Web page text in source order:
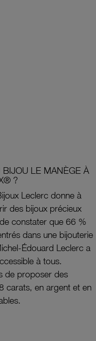
BIJOU LE MANÈGE À
?
Leclerc donne à
des bijoux précieux
constater que 66 %
dans une bijouterie
Édouard Leclerc a
à tous.
de proposer des
carats, en argent et en